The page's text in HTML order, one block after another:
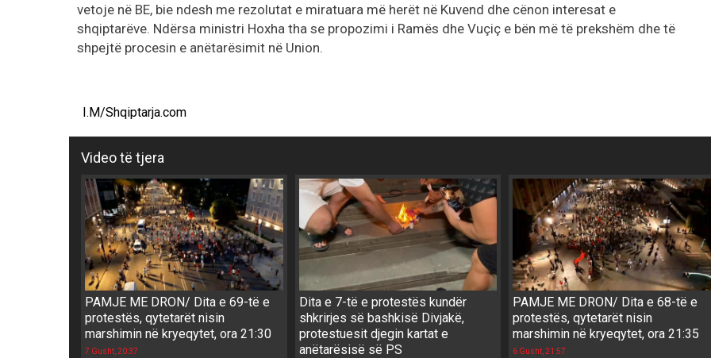
vetoje në BE, bie ndesh me rezolutat e miratuara më herët në Kuvend dhe cënon interesat e
shqiptarëve. Ndërsa ministri Hoxha tha se propozimi i Ramës dhe Vuçiç e bën më të prekshëm dhe të
shpejtë procesin e anëtarësimit në Union.
I.M/Shqiptarja.com
Video të tjera
PAMJE ME DRON/ Dita e 69-të e
protestës, qytetarët nisin
marshimin në kryeqytet, ora 21:30
7 Gusht, 20:37
Dita e 7-të e protestës kundër
shkrirjes së bashkisë Divjakë,
protestuesit djegin kartat e
anëtarësisë së PS
PAMJE ME DRON/ Dita e 68-të e
protestës, qytetarët nisin
marshimin në kryeqytet, ora 21:35
6 Gusht, 21:57